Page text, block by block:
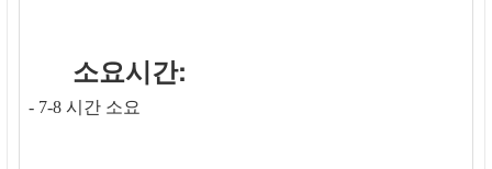
소요시간:
- 7-8 시간 소요